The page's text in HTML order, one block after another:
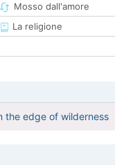
Mosso dall'amore
La religione
the edge of wilderness